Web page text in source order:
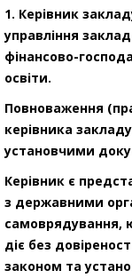
1. Керівник
управління
фінансово-
освіти.
Повноваження
керівника
установчими
Керівник є
з державними
самоврядування,
діє без
законом та